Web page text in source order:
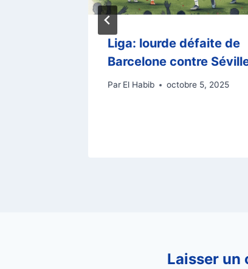
Liga: lourde défaite de
Barcelone contre
Par El Habib octobre 5, 2025
Laisser un